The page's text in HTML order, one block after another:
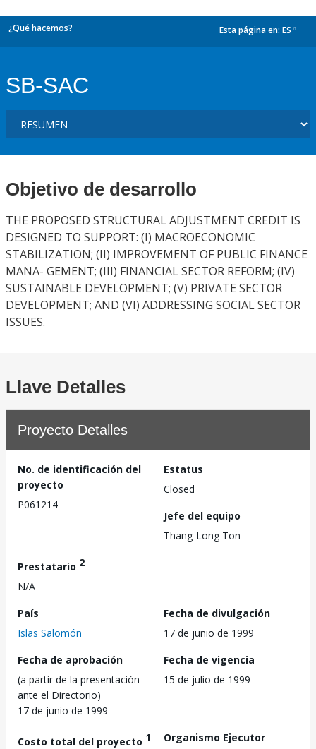
¿Qué hacemos? Esta página en: ES
SB-SAC
Objetivo de desarrollo
THE PROPOSED STRUCTURAL ADJUSTMENT CREDIT IS
DESIGNED TO SUPPORT: (I) MACROECONOMIC
STABILIZATION; (II) IMPROVEMENT OF PUBLIC FINANCE
MANA- GEMENT; (III) FINANCIAL SECTOR REFORM; (IV)
SUSTAINABLE DEVELOPMENT; (V) PRIVATE SECTOR
DEVELOPMENT; AND (VI) ADDRESSING SOCIAL SECTOR
ISSUES.
Llave Detalles
Proyecto Detalles
No. de identificación del
proyecto
P061214
Estatus
Closed
Jefe del equipo
Thang-Long Ton
Prestatario 2
N/A
País
Islas Salomón
Fecha de divulgación
17 de junio de 1999
Fecha de aprobación
(a partir de la presentación
ante el Directorio)
17 de junio de 1999
Fecha de vigencia
15 de julio de 1999
Costo total del proyecto 1
Organismo Ejecutor